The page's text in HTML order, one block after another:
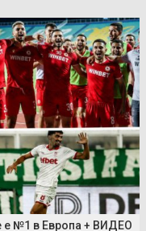
№1 в Европа + ВИДЕО